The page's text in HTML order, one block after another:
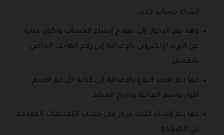
انشاء حساب جديد.
وهنا يتم الدخول إلى نموذج إنشاء الحساب ويكون عبارة
عن البريد الإلكتروني بالإضافة إلى رقم الهاتف الخاص
بالعميل.
كما يتم تحديد النوع بالإضافة إلى كتابة كل كم الاسم
الأول واسم العائلة وتاريخ الميلاد.
كما يتم إنشاء كلمة مرور على حسب التعليمات المقدمة
في الصفحة.